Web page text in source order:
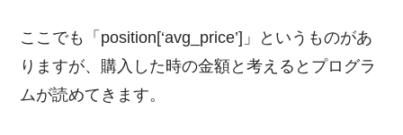
ここでも「position[‘avg_price’]」というものがあ
りますが、購入した時の金額と考えるとプログラ
ムが読めてきます。